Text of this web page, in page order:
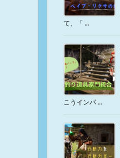
て、「 ...
こうインパ ...